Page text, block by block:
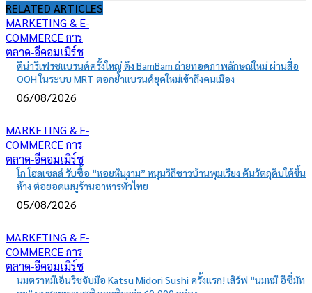
RELATED ARTICLES
MARKETING & E-
COMMERCE การ
ตลาด-อีคอมเมิร์ช
ดีน่ารีเฟรชแบรนด์ครั้งใหญ่ ดึง BamBam ถ่ายทอดภาพลักษณ์ใหม่ ผ่านสื่อ
OOH ในระบบ MRT ตอกย้ำแบรนด์ยุคใหม่เข้าถึงคนเมือง
06/08/2026
MARKETING & E-
COMMERCE การ
ตลาด-อีคอมเมิร์ช
โก โฮลเซลล์ รับซื้อ “หอยหินงาม” หนุนวิถีชาวบ้านพุมเรียง ดันวัตถุดิบใต้ขึ้น
ห้าง ต่อยอดเมนูร้านอาหารทั่วไทย
05/08/2026
MARKETING & E-
COMMERCE การ
ตลาด-อีคอมเมิร์ช
นมตราหมีเอ็นริชจับมือ Katsu Midori Sushi ครั้งแรก! เสิร์ฟ “นมหมี อีซี่มัท